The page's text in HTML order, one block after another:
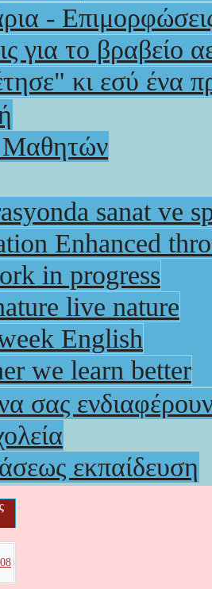
-
για το βραβείο
κι εσύ ένα
Μαθητών
sanat ve
Enhanced
in progress
live nature
English
we learn better
σας
εκπαίδευση